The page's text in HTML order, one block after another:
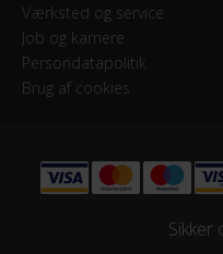
Frontklinger
2x - Double
Geartype
Værksted og service
Job og karriere
Persondatapolitik
Brug af cookies
Sikker